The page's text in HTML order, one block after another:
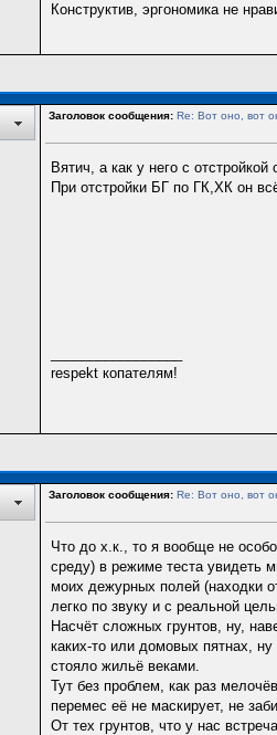
Конструктив, эргономика не
Заголовок сообщения: Re: Вот оно, вот
Вятич, а как у него с
При отстройки БГ по ГК,ХК он
respekt копателям!
Заголовок сообщения: Re: Вот оно, вот
Что до х.к., то я вообще не
среду) в режиме теста увидеть
моих дежурных полей (находки
легко по звуку и с реальной
Насчёт сложных грунтов, ну,
каких-то или домовых пятнах,
стояло жильё веками.
Тут без проблем, как раз
перемес её не маскирует, не
От тех грунтов, что у нас